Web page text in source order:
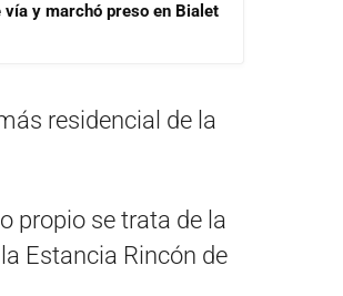
vía y marchó preso en Bialet
residencial de la
propio se trata de la
Estancia Rincón de